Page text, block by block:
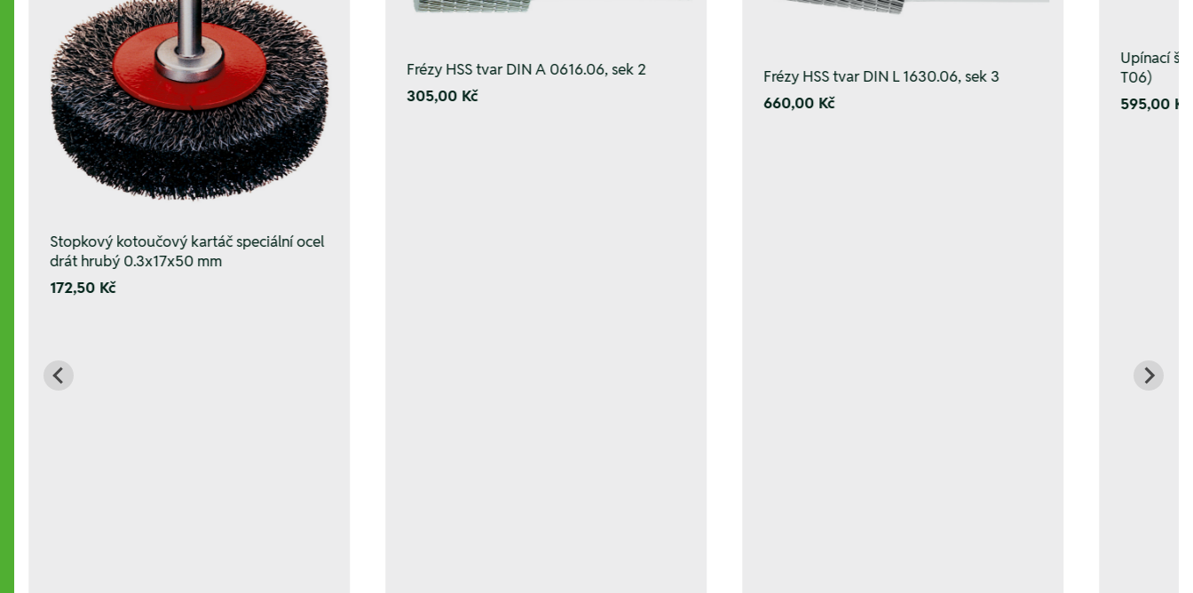
Stopkový kotoučový kartáč speciální ocel
drát hrubý 0.3x17x50 mm
172,50 Kč
Frézy HSS tvar DIN A 0616.06, sek 2
305,00 Kč
Frézy HSS tvar DIN L 1630.06, sek 3
660,00 Kč
Upínací
T06)
595,00 Kč